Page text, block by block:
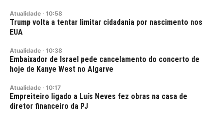
Atualidade · 10:58
Trump volta a tentar limitar cidadania por nascimento nos
EUA
Atualidade · 10:38
Embaixador de Israel pede cancelamento do concerto de
hoje de Kanye West no Algarve
Atualidade · 10:17
Empreiteiro ligado a Luís Neves fez obras na casa de
diretor financeiro da PJ